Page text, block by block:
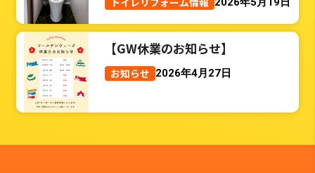
【GW休業のお知らせ】
お知らせ 2026年4月27日